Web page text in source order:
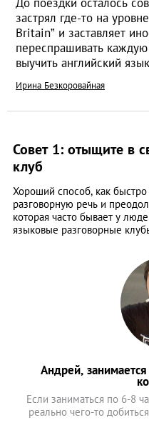
застрял где-то на
Britain” и заставляет
переспрашивать
выучить английский
Ирина Безкоровайная
Совет 1: отыщите в
клуб
Хороший способ, как быстро
разговорную речь и
которая часто бывает у
языковые разговорные
Андрей,
Если заниматься по 6-8
реально чего-то